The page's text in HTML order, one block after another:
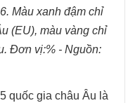
Màu xanh đậm chỉ
(EU), màu vàng chỉ
Đơn vị:% - Nguồn:
quốc gia châu Âu là